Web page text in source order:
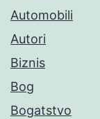
Automobili
Autori
Biznis
Bog
Bogatstvo